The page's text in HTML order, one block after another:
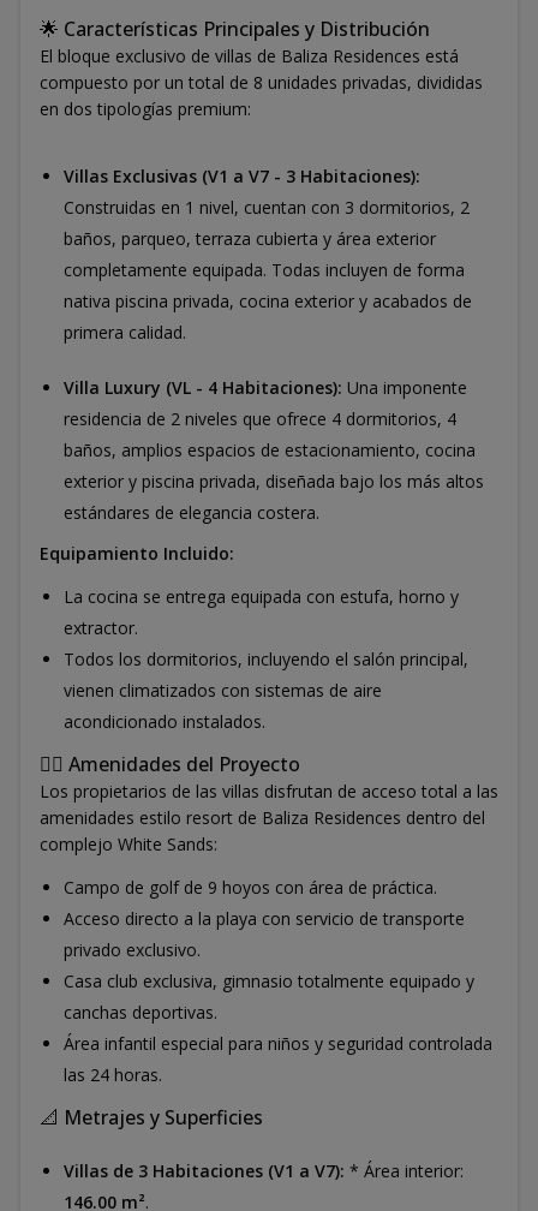
🌟 Características Principales y Distribución
El bloque exclusivo de villas de Baliza Residences está
compuesto por un total de 8 unidades privadas, divididas
en dos tipologías premium:
Villas Exclusivas (V1 a V7 - 3 Habitaciones):
Construidas en 1 nivel, cuentan con 3 dormitorios, 2
baños, parqueo, terraza cubierta y área exterior
completamente equipada. Todas incluyen de forma
nativa piscina privada, cocina exterior y acabados de
primera calidad.
Villa Luxury (VL - 4 Habitaciones): Una imponente
residencia de 2 niveles que ofrece 4 dormitorios, 4
baños, amplios espacios de estacionamiento, cocina
exterior y piscina privada, diseñada bajo los más altos
estándares de elegancia costera.
Equipamiento Incluido:
La cocina se entrega equipada con estufa, horno y
extractor.
Todos los dormitorios, incluyendo el salón principal,
vienen climatizados con sistemas de aire
acondicionado instalados.
🏊‍♂️ Amenidades del Proyecto
Los propietarios de las villas disfrutan de acceso total a las
amenidades estilo resort de Baliza Residences dentro del
complejo White Sands:
Campo de golf de 9 hoyos con área de práctica.
Acceso directo a la playa con servicio de transporte
privado exclusivo.
Casa club exclusiva, gimnasio totalmente equipado y
canchas deportivas.
Área infantil especial para niños y seguridad controlada
las 24 horas.
📐 Metrajes y Superficies
Villas de 3 Habitaciones (V1 a V7): * Área interior:
146.00 m².